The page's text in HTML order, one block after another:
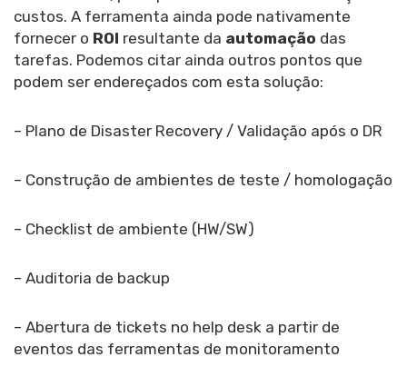
custos. A ferramenta ainda pode nativamente
fornecer o ROI resultante da automação das
tarefas. Podemos citar ainda outros pontos que
podem ser endereçados com esta solução:
– Plano de Disaster Recovery / Validação após o DR
– Construção de ambientes de teste / homologação
– Checklist de ambiente (HW/SW)
– Auditoria de backup
– Abertura de tickets no help desk a partir de
eventos das ferramentas de monitoramento